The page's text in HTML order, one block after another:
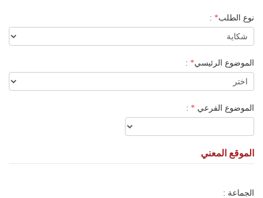
نوع الطلب*
:
الموضوع الرئيسي*
:
الموضوع الفرعي *
:
الموقع المعني
الجماعة :